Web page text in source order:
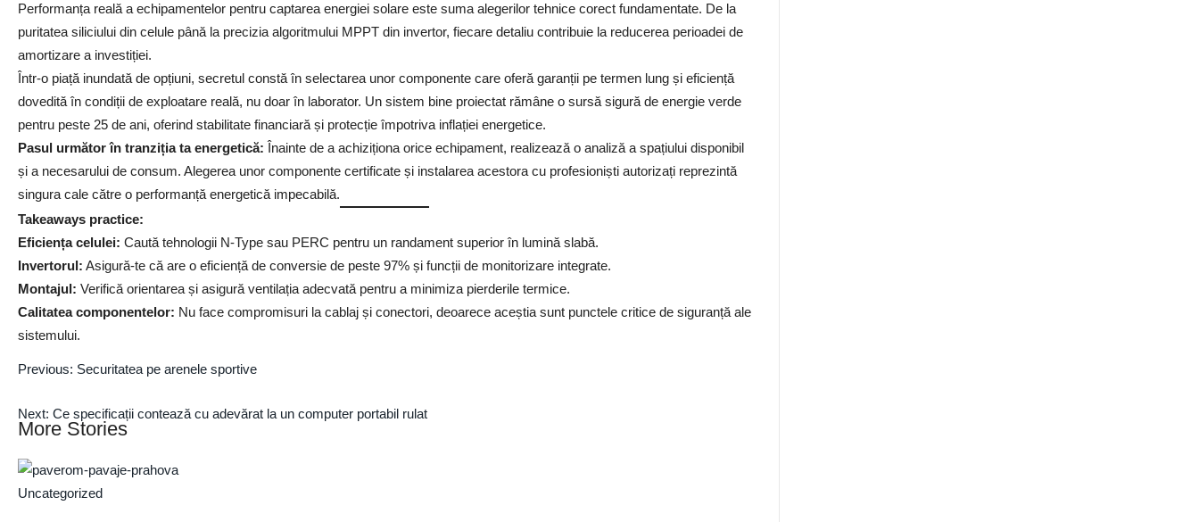
Performanța reală a echipamentelor pentru captarea energiei solare este suma alegerilor tehnice corect fundamentate. De la
puritatea siliciului din celule până la precizia algoritmului MPPT din invertor, fiecare detaliu contribuie la reducerea perioadei de
amortizare a investiției.
Într-o piață inundată de opțiuni, secretul constă în selectarea unor componente care oferă garanții pe termen lung și eficiență
dovedită în condiții de exploatare reală, nu doar în laborator. Un sistem bine proiectat rămâne o sursă sigură de energie verde
pentru peste 25 de ani, oferind stabilitate financiară și protecție împotriva inflației energetice.
Pasul următor în tranziția ta energetică: Înainte de a achiziționa orice echipament, realizează o analiză a spațiului disponibil
și a necesarului de consum. Alegerea unor componente certificate și instalarea acestora cu profesioniști autorizați reprezintă
singura cale către o performanță energetică impecabilă.
Takeaways practice:
Eficiența celulei: Caută tehnologii N-Type sau PERC pentru un randament superior în lumină slabă.
Invertorul: Asigură-te că are o eficiență de conversie de peste 97% și funcții de monitorizare integrate.
Montajul: Verifică orientarea și asigură ventilația adecvată pentru a minimiza pierderile termice.
Calitatea componentelor: Nu face compromisuri la cablaj și conectori, deoarece aceștia sunt punctele critice de siguranță ale
sistemului.
Previous: Securitatea pe arenele sportive
Next: Ce specificații contează cu adevărat la un computer portabil rulat
More Stories
Uncategorized